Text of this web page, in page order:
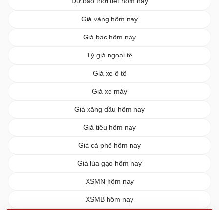
Giá vàng hôm nay
Giá bạc hôm nay
Tỷ giá ngoại tệ
Giá xe ô tô
Giá xe máy
Giá xăng dầu hôm nay
Giá tiêu hôm nay
Giá cà phê hôm nay
Giá lúa gạo hôm nay
XSMN hôm nay
XSMB hôm nay